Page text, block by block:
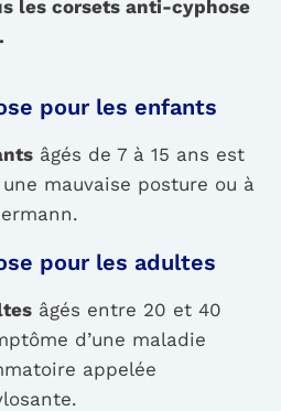
les corsets anti-cyphose
pour les enfants
âgés de 7 à 15 ans est
mauvaise posture ou à
pour les adultes
âgés entre 20 et 40
d’une maladie
appelée